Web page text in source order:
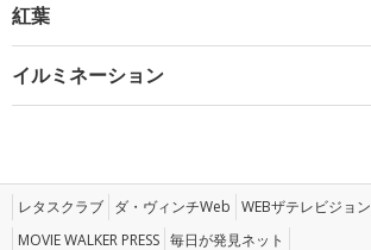
紅葉
イルミネーション
レタスクラブ ダ・ヴィンチWeb WEBザテレビジョン
MOVIE WALKER PRESS 毎日が発見ネット